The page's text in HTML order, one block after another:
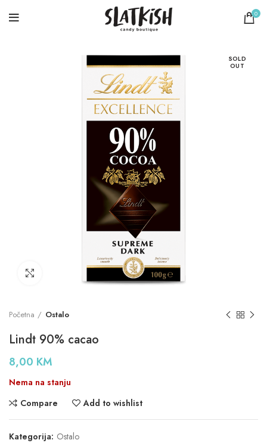
0
SOLD
OUT
Početna Ostalo
Lindt 90% cacao
8,00 KM
Nema na stanju
Compare
Add to wishlist
Kategorija: Ostalo